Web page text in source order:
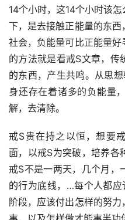
14个小时，这14个小时该
下，是去接触正能量的东
社会，负能量可比正能量
的方法就是看戒S文章，传
的东西，产生共鸣。从思
身还存在着诸多的负能量
解，去清除。
戒S贵在持之以恒，想要
面，以戒S为突破，培养各
戒S不是一两天，几个月，
的行为底线，…每个人都
阶段，应该付出怎样的努